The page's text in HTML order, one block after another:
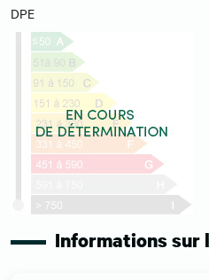
DPE
Informations sur